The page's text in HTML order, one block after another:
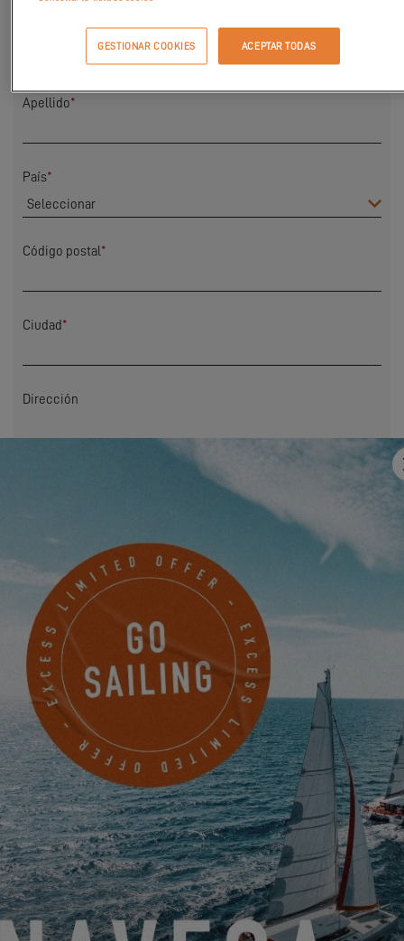
Apellido*
País*
Código postal*
Ciudad *
Dirección
¿Algo que compartir con nosotros?
Deseo recibir por correo electrónico noticias, eventos y
ofertas de EXCESS.
Friendly Captcha
Procesar su solicitud requiere la transferencia de los datos
personales ingresados ​​en los campos obligatorios de este
formulario al concesionario que haya seleccionado para que
pueda contactarlo nuevamente. Al hacer clic en el botón
GESTIONAR COOKIES ACEPTAR TODAS